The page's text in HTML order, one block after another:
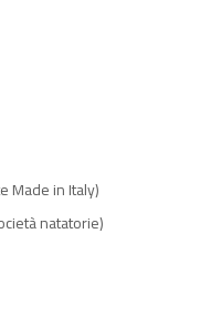
Made in Italy)
natatorie)